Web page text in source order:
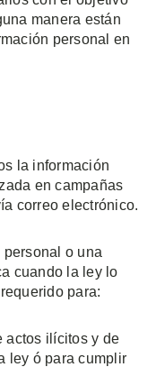
manera están
personal en
la información
en campañas
correo electrónico.
o una
cuando la ley lo
para:
actos ilícitos y de
ley ó para cumplir